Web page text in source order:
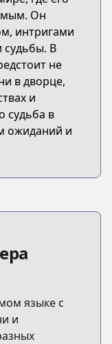
Он
интригами
В
не
в дворце,
и
судьба в
ожиданий и
языке с
и